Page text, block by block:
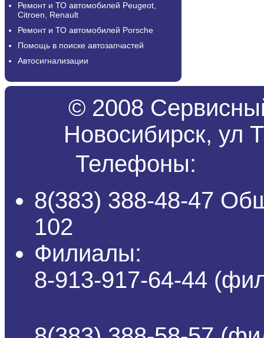
Ремонт и ТО автомобилей Peugeot,
Citroen, Renault
Ремонт и ТО автомобилей Porsche
Помощь в поиске автозапчастей
Автосигнализации
© 2008
Новосибирск, ул
Телефоны:
8(383) 388-48-47
102
Филиалы:
8-913-917-64-44